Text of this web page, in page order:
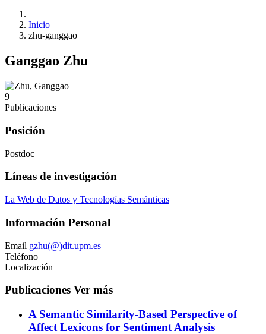
Inicio
zhu-ganggao
Ganggao Zhu
9
Publicaciones
Posición
Postdoc
Líneas de investigación
La Web de Datos y Tecnologías Semánticas
Información Personal
Email gzhu(@)dit.upm.es
Teléfono
Localización
Publicaciones Ver más
A Semantic Similarity-Based Perspective of
Affect Lexicons for Sentiment Analysis